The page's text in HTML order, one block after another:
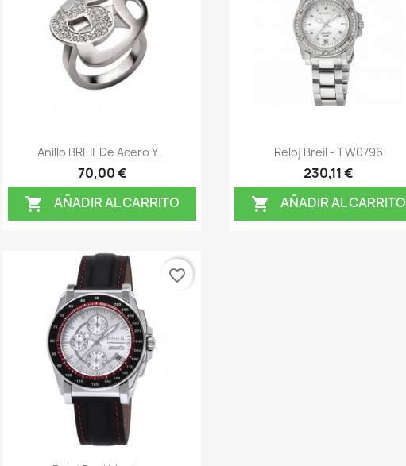
Vista rápida
Anillo BREIL De Acero Y...
70,00 €
 AÑADIR AL CARRITO
 Vista rápida
Reloj Breil - TW0796
230,11 €
 AÑADIR AL CARRITO
favorite_border